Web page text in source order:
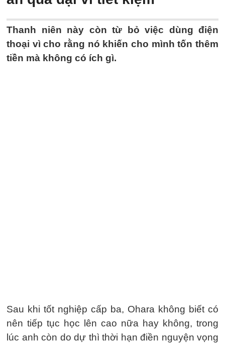
Thanh niên này còn từ bỏ việc dùng điện
thoại vì cho rằng nó khiến cho mình tốn thêm
tiền mà không có ích gì.
Sau khi tốt nghiệp cấp ba, Ohara không biết có
nên tiếp tục học lên cao nữa hay không, trong
lúc anh còn do dự thì thời hạn điền nguyện vọng